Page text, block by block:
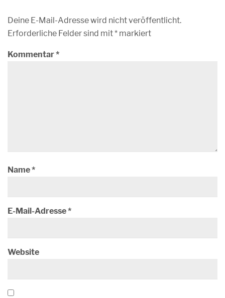
Deine E-Mail-Adresse wird nicht veröffentlicht.
Erforderliche Felder sind mit* markiert
Kommentar*
Name*
E-Mail-Adresse*
Website